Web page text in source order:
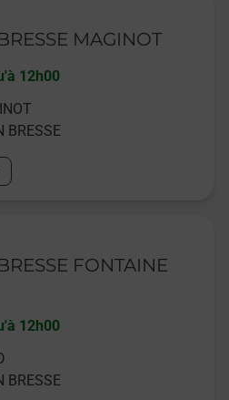
MAGINOT
12h00
BRESSE
FONTAINE
12h00
BRESSE